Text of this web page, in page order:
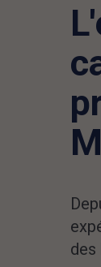
des